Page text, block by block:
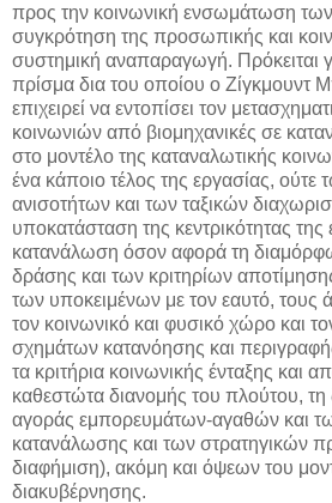
προς την κοινωνική ενσωμάτωση
συγκρότηση της προσωπικής και
συστημική αναπαραγωγή. Πρόκειται
πρίσμα δια του οποίου ο Ζίγκμουντ
επιχειρεί να εντοπίσει τον
κοινωνιών από βιομηχανικές σε
στο μοντέλο της καταναλωτικής
ένα κάποιο τέλος της εργασίας, ούτε
ανισοτήτων και των ταξικών
υποκατάσταση της κεντρικότητας
κατανάλωση όσον αφορά τη
δράσης και των κριτηρίων
των υποκειμένων με τον εαυτό, τους
τον κοινωνικό και φυσικό χώρο και
σχημάτων κατανόησης και
τα κριτήρια κοινωνικής ένταξης και
καθεστώτα διανομής του πλούτου,
αγοράς εμπορευμάτων-αγαθών και
κατανάλωσης και των στρατηγικών
διαφήμιση), ακόμη και όψεων του
διακυβέρνησης.